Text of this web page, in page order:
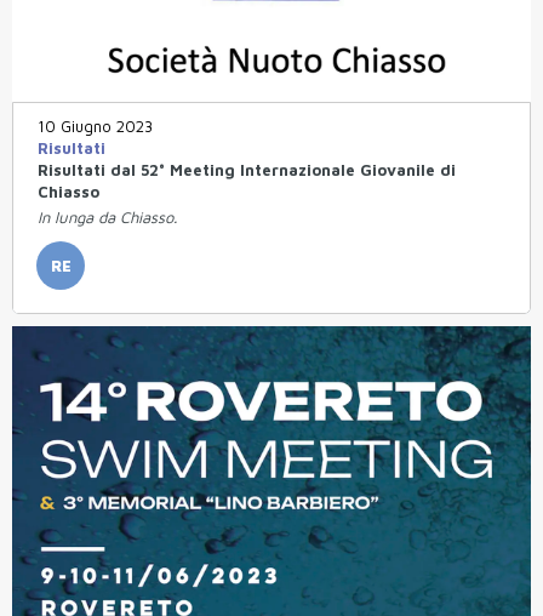
10 Giugno 2023
Risultati
Risultati dal 52° Meeting Internazionale Giovanile di
Chiasso
In lunga da Chiasso.
RE